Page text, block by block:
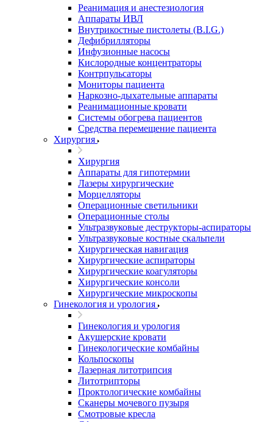
Реанимация и анестезиология
Аппараты ИВЛ
Внутрикостные пистолеты (B.I.G.)
Дефибрилляторы
Инфузионные насосы
Кислородные концентраторы
Контрпульсаторы
Мониторы пациента
Наркозно-дыхательные аппараты
Реанимационные кровати
Системы обогрева пациентов
Средства перемещение пациента
Хирургия
Хирургия
Аппараты для гипотермии
Лазеры хирургические
Морцелляторы
Операционные светильники
Операционные столы
Ультразвуковые деструкторы-аспираторы
Ультразвуковые костные скальпели
Хирургическая навигация
Хирургические аспираторы
Хирургические коагуляторы
Хирургические консоли
Хирургические микроскопы
Гинекология и урология
Гинекология и урология
Акушерские кровати
Гинекологические комбайны
Кольпоскопы
Лазерная литотрипсия
Литотрипторы
Проктологические комбайны
Сканеры мочевого пузыря
Смотровые кресла